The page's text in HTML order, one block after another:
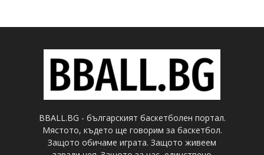
BBALL.BG - българският баскетболен портал.
Мястото, където ще говорим за баскетбол.
Защото обичаме играта. Защото живеем